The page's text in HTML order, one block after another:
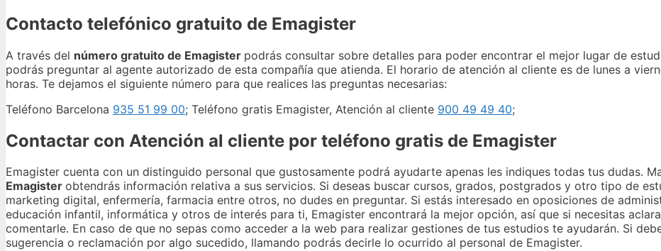
Contacto telefónico gratuito de Emagister
A través del número gratuito de Emagister podrás consultar sobre detalles para poder encontrar el mejor lugar de
podrás preguntar al agente autorizado de esta compañía que atienda. El horario de atención al cliente es de lunes a
horas. Te dejamos el siguiente número para que realices las preguntas necesarias:
Teléfono Barcelona 935 51 99 00; Teléfono gratis Emagister, Atención al cliente 900 49 49 40;
Contactar con Atención al cliente por teléfono gratis de Emagister
Emagister cuenta con un distinguido personal que gustosamente podrá ayudarte apenas les indiques todas tus dudas.
Emagister obtendrás información relativa a sus servicios. Si deseas buscar cursos, grados, postgrados y otro tipo de
marketing digital, enfermería, farmacia entre otros, no dudes en preguntar. Si estás interesado en oposiciones de
educación infantil, informática y otros de interés para ti, Emagister encontrará la mejor opción, así que si necesitas
comentarle. En caso de que no sepas como acceder a la web para realizar gestiones de tus estudios te ayudarán. Si
sugerencia o reclamación por algo sucedido, llamando podrás decirle lo ocurrido al personal de Emagister.